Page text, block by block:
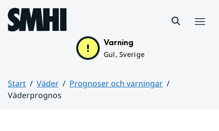
Hoppa till sidans innehåll
Varning
Gul, Sverige
Start Väder
Prognoser och varningar
Väderprognos